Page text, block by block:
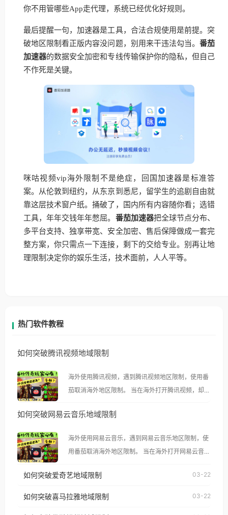
你不用管哪些App走代理，系统已经优化好规则。
最后提醒一句，加速器是工具，合法合规使用是前提。突
破地区限制看正版内容没问题，别用来干违法勾当。 番茄
加速器的数据安全加密和专线传输保护你的隐私，但自己
不作死是关键。
咪咕视频vip海外限制不是绝症，回国加速器是标准答
案。从伦敦到纽约，从东京到悉尼，留学生的追剧自由就
靠这层技术窗户纸。捅破了，国内所有内容随你看；选错
工具，年年交钱年年憋屈。 番茄加速器把全球节点分布、
多平台支持、独享带宽、安全加密、售后保障做成一套完
整方案，你只需点一下连接，剩下的交给专业。别再让地
理限制决定你的娱乐生活，技术面前，人人平等。
热门软件教程
如何突破腾讯视频地域限制
海外使用腾讯视频，遇到腾讯视频地区限制，使用番
茄取消海外地区限制。 当在海外打开腾讯视频，却突
示语。 海外用户如香港、澳门、台湾、美国、加拿
像其他音乐平台一样，出现地区及版权限制问题，且
仅能在中国大陆地区播放。 遇到这个问题的朋友们，
台湾、美国、加拿大、澳大利亚、欧洲等国家和地区
如何突破网易云音乐地域限制
海外使用网易云音乐，遇到网易云音乐地区限制，使
用番茄取消海外地区限制。 当在海外打开网易云音
播放”的提示语。 海外用户如香港、澳门、台湾、美
如何突破爱奇艺地域限制 03-22
如何突破喜马拉雅地域限制 03-22